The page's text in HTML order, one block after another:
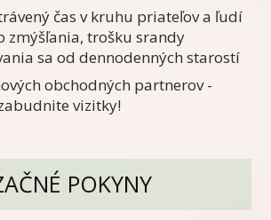
čas v kruhu priateľov a ľudí
zmýšľania, trošku srandy
sa od dennodenných starostí
obchodných partnerov -
vizitky!
POKYNY